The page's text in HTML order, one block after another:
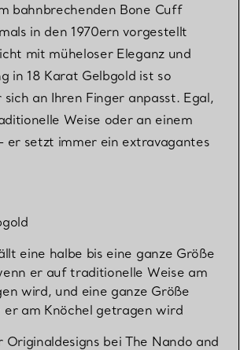
bahnbrechenden Bone Cuff
in den 1970ern vorgestellt
mit müheloser Eleganz und
in 18 Karat Gelbgold ist so
an Ihren Finger anpasst. Egal,
Weise oder an einem
er setzt immer ein extravagantes
eine halbe bis eine ganze Größe
er auf traditionelle Weise am
wird, und eine ganze Größe
er am Knöchel getragen wird
Originaldesigns bei The Nando and